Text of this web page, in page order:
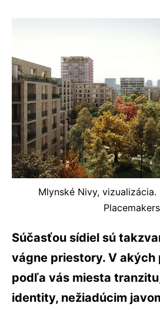
Mlynské Nivy,
Placemakers
Súčasťou sídiel sú
vágne priestory. V akých
podľa vás miesta
identity, nežiadúcim